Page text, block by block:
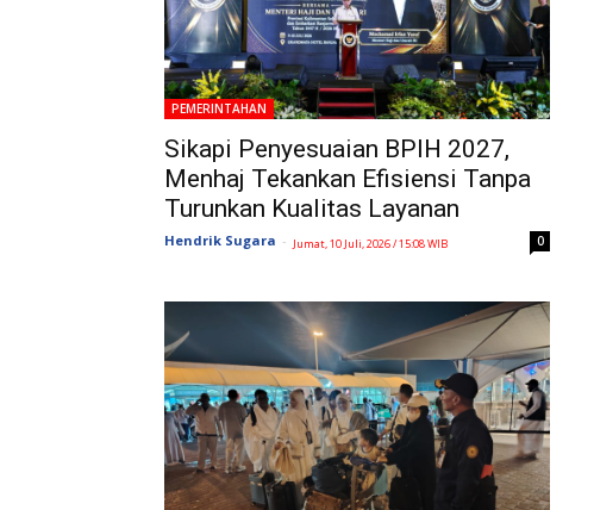
PEMERINTAHAN
Sikapi Penyesuaian BPIH 2027,
Menhaj Tekankan Efisiensi Tanpa
Turunkan Kualitas Layanan
Hendrik Sugara - Jumat, 10 Juli, 2026 / 15:08 WIB 0